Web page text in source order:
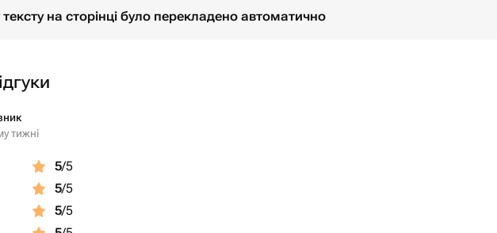
на сторінці було перекладено автоматично
тижні
5/5
5/5
5/5